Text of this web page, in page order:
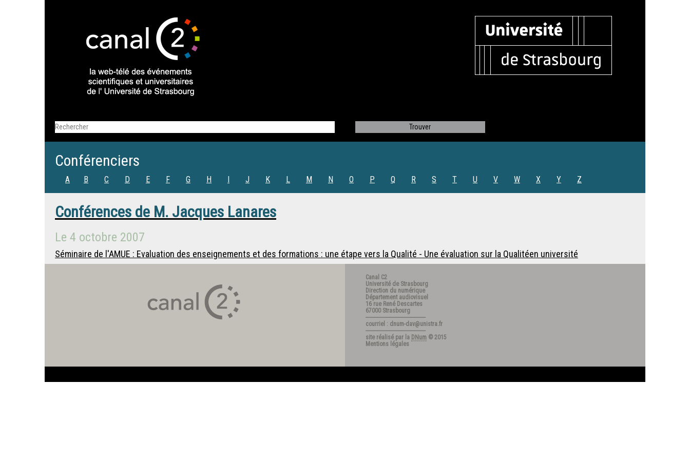
Conférenciers
A B C D E F G H I J K L M N O P Q R S T U V W X Y Z
Conférences de M. Jacques Lanares
Le 4 octobre 2007
Séminaire de l'AMUE : Evaluation des enseignements et des formations : une étape vers la Qualité - Une évaluation sur la Qualitéen université
Canal C2
Université de Strasbourg
Direction du numérique
Département audiovisuel
16 rue René Descartes
67000 Strasbourg
---------------------------------------
courriel : dnum-dav@unistra.fr
---------------------------------------
site réalisé par la DNum © 2015
Mentions légales